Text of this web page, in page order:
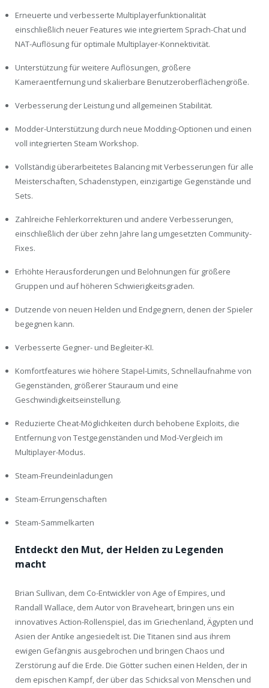
Erneuerte und verbesserte Multiplayerfunktionalität
einschließlich neuer Features wie integriertem Sprach-Chat und
NAT-Auflösung für optimale Multiplayer-Konnektivität.
Unterstützung für weitere Auflösungen, größere
Kameraentfernung und skalierbare Benutzeroberflächengröße.
Verbesserung der Leistung und allgemeinen Stabilität.
Modder-Unterstützung durch neue Modding-Optionen und einen
voll integrierten Steam Workshop.
Vollständig überarbeitetes Balancing mit Verbesserungen für alle
Meisterschaften, Schadenstypen, einzigartige Gegenstände und
Sets.
Zahlreiche Fehlerkorrekturen und andere Verbesserungen,
einschließlich der über zehn Jahre lang umgesetzten Community-
Fixes.
Erhöhte Herausforderungen und Belohnungen für größere
Gruppen und auf höheren Schwierigkeitsgraden.
Dutzende von neuen Helden und Endgegnern, denen der Spieler
begegnen kann.
Verbesserte Gegner- und Begleiter-KI.
Komfortfeatures wie höhere Stapel-Limits, Schnellaufnahme von
Gegenständen, größerer Stauraum und eine
Geschwindigkeitseinstellung.
Reduzierte Cheat-Möglichkeiten durch behobene Exploits, die
Entfernung von Testgegenständen und Mod-Vergleich im
Multiplayer-Modus.
Steam-Freundeinladungen
Steam-Errungenschaften
Steam-Sammelkarten
Entdeckt den Mut, der Helden zu Legenden
macht
Brian Sullivan, dem Co-Entwickler von Age of Empires, und
Randall Wallace, dem Autor von Braveheart, bringen uns ein
innovatives Action-Rollenspiel, das im Griechenland, Ägypten und
Asien der Antike angesiedelt ist. Die Titanen sind aus ihrem
ewigen Gefängnis ausgebrochen und bringen Chaos und
Zerstörung auf die Erde. Die Götter suchen einen Helden, der in
dem epischen Kampf, der über das Schicksal von Menschen und